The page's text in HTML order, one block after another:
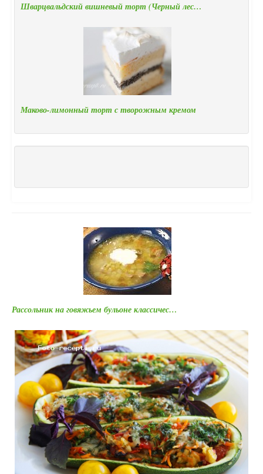
Шварцвальдский вишневый торт (Черный лес…
Маково-лимонный торт с творожным кремом
Рассольник на говяжьем бульоне классичес…